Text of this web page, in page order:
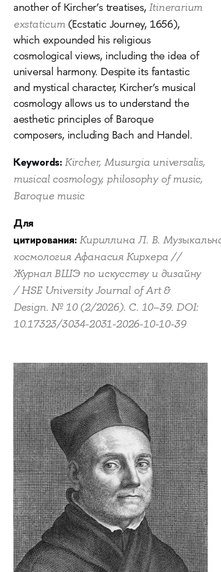
another of Kircher’s treatises,Itinerarium
exstaticum(Ecstatic Journey, 1656),
which expounded his religious
cosmological views, including the idea of
universal harmony. Despite its fantastic
and mystical character, Kircher’s musical
cosmology allows us to understand the
aesthetic principles of Baroque
composers, including Bach and Handel.
Keywords: Kircher, Musurgia universalis,
musical cosmology, philosophy of music,
Baroque music
Для
цитирования: Кириллина Л. В.
космология Афанасия Кирхера //
Журнал ВШЭ по искусству и дизайну
/ HSE University Journal of Art &
Design. № 10 (2/2026). С. 10–39. DOI:
10.17323/3034-2031-2026-10-10-39